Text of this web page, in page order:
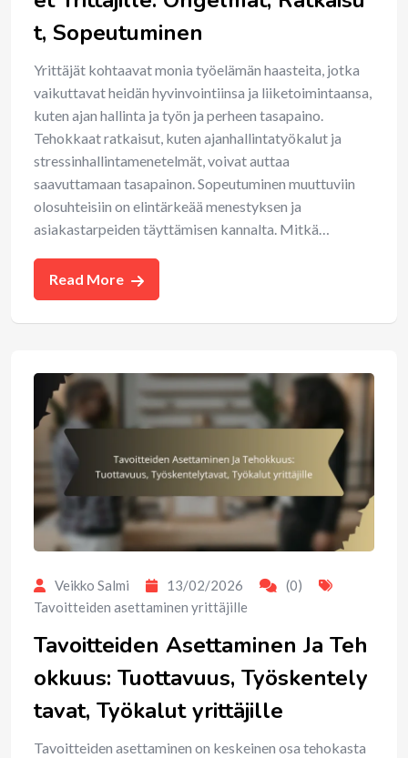
t, Sopeutuminen
Yrittäjät kohtaavat monia työelämän haasteita, jotka
vaikuttavat heidän hyvinvointiinsa ja liiketoimintaansa,
kuten ajan hallinta ja työn ja perheen tasapaino.
Tehokkaat ratkaisut, kuten ajanhallintatyökalut ja
stressinhallintamenetelmät, voivat auttaa
saavuttamaan tasapainon. Sopeutuminen muuttuviin
olosuhteisiin on elintärkeää menestyksen ja
asiakastarpeiden täyttämisen kannalta. Mitkä…
Read More
Veikko Salmi 13/02/2026
(0)
Tavoitteiden asettaminen yrittäjille
Tavoitteiden Asettaminen Ja Teh
okkuus: Tuottavuus, Työskentely
tavat, Työkalut yrittäjille
Tavoitteiden asettaminen on keskeinen osa tehokasta